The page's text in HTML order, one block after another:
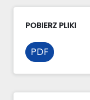
POBIERZ PLIKI
PDF